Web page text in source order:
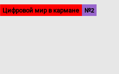
Цифровой мир в кармане №2